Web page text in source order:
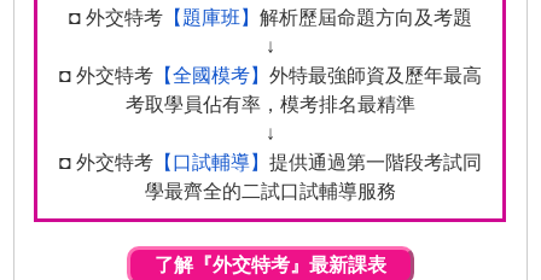
◘ 外交特考【題庫班】 解析歷屆命題方向及考題
↓
◘ 外交特考【全國模考】 外特最強師資及歷年最高
考取學員佔有率，模考排名最精準
↓
◘ 外交特考【口試輔導】 提供通過第一階段考試同
學最齊全的二試口試輔導服務
了解『外交特考』最新課表